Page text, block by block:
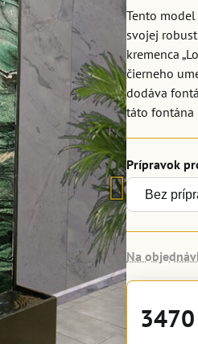
Tento
svojej
kremenca
čierneho
dodáva
táto fontána
Prípravok
Na